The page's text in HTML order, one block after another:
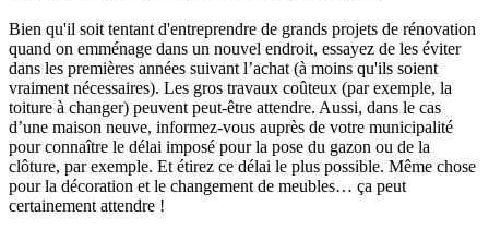
Bien qu'il soit tentant d'entreprendre de grands projets de rénovation
quand on emménage dans un nouvel endroit, essayez de les éviter
dans les premières années suivant l’achat (à moins qu'ils soient
vraiment nécessaires). Les gros travaux coûteux (par exemple, la
toiture à changer) peuvent peut-être attendre. Aussi, dans le cas
d’une maison neuve, informez-vous auprès de votre municipalité
pour connaître le délai imposé pour la pose du gazon ou de la
clôture, par exemple. Et étirez ce délai le plus possible. Même chose
pour la décoration et le changement de meubles… ça peut
certainement attendre !